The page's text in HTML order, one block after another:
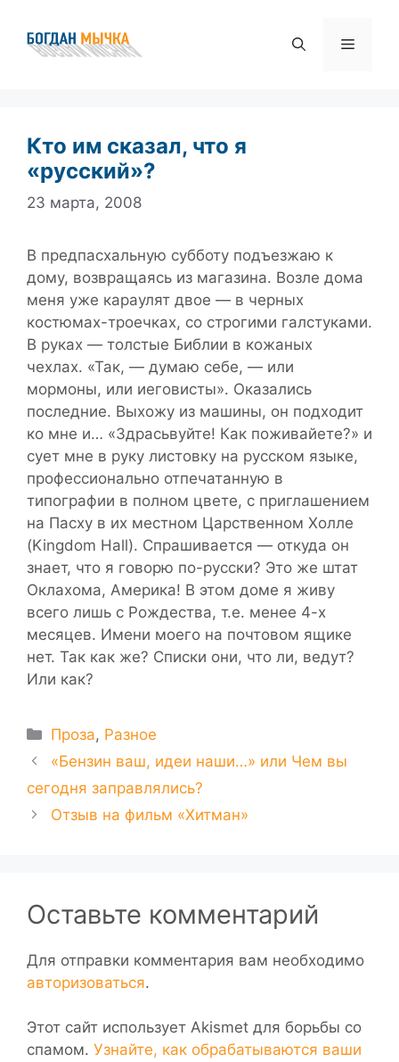
содержимому
Меню
Кто им сказал, что я
«русский»?
23 марта, 2008
В предпасхальную субботу подъезжаю к
дому, возвращаясь из магазина. Возле дома
меня уже караулят двое — в черных
костюмах-троечках, со строгими галстуками.
В руках — толстые Библии в кожаных
чехлах. «Так, — думаю себе, — или
мормоны, или иеговисты». Оказались
последние. Выхожу из машины, он подходит
ко мне и… «Здрасьвуйте! Как поживайете?» и
сует мне в руку листовку на русском языке,
профессионально отпечатанную в
типографии в полном цвете, с приглашением
на Пасху в их местном Царственном Холле
(Kingdom Hall). Спрашивается — откуда он
знает, что я говорю по-русски? Это же штат
Оклахома, Америка! В этом доме я живу
всего лишь с Рождества, т.е. менее 4-х
месяцев. Имени моего на почтовом ящике
нет. Так как же? Списки они, что ли, ведут?
Или как?
Рубрики
Проза, Разное
«Бензин ваш, идеи наши…» или Чем вы
сегодня заправлялись?
Отзыв на фильм «Хитман»
Оставьте комментарий
Для отправки комментария вам необходимо
авторизоваться.
Этот сайт использует Akismet для борьбы со
спамом. Узнайте, как обрабатываются ваши